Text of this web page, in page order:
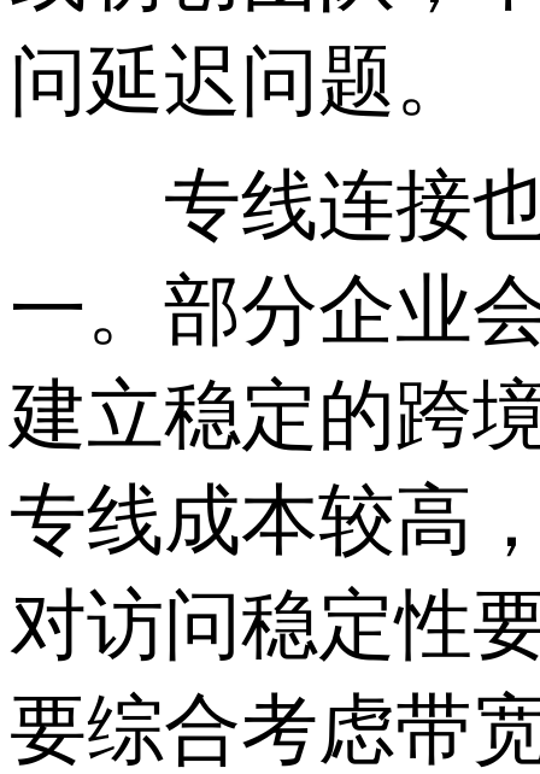
问延迟问题。
专线连接也
一。部分企业
建立稳定的跨
专线成本较高
对访问稳定性
要综合考虑带